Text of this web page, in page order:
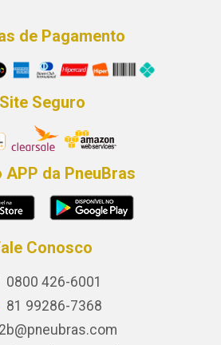
de Pagamento
Site Seguro
APP da PneuBras
Conosco
0800 426-6001
81 99286-7368